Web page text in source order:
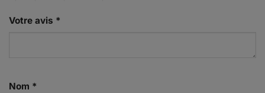
Votre avis *
Nom *